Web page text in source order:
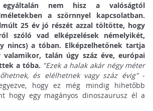
nem hisz a valóságtól
a szörnnyel kapcsolatban.
25 év jó részét azzal töltötte, hogy
szóló vad elképzelések némelyikét,
nincs) a tóban. Elképzelhetőnek tartja
valamikor, talán úgy száz éve, európai
a tóba. "Ezek a halak akár négy méter
és elélhetnek vagy száz évig"-
hogy ez még mindig hihetőbb
hogy egy magányos dinoszaurusz él a